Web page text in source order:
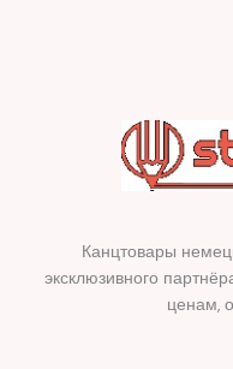
Канцтовары
эксклюзивного
ценам,